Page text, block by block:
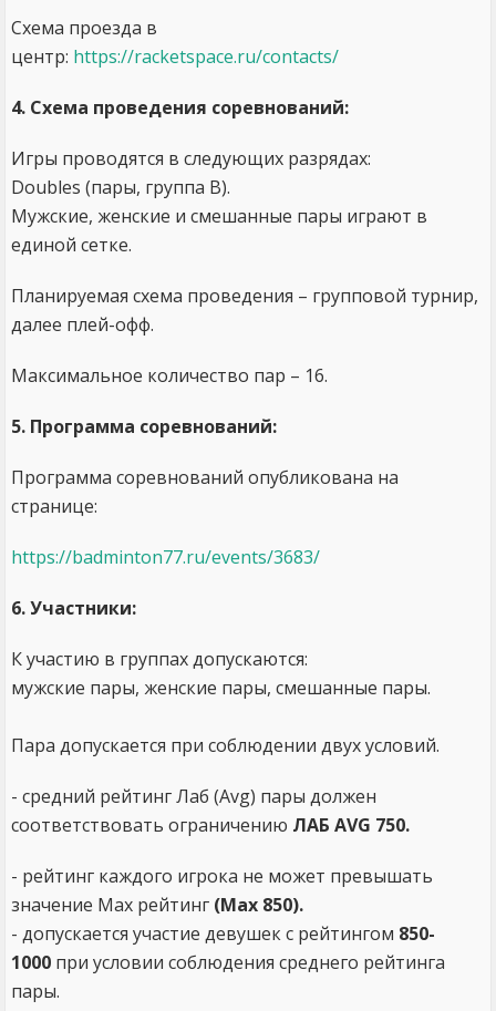
Схема проезда в
центр: https://racketspace.ru/contacts/
4. Схема проведения соревнований:
Игры проводятся в следующих разрядах:
Doubles (пары, группа B).
Мужские, женские и смешанные пары играют в
единой сетке.
Планируемая схема проведения – групповой турнир,
далее плей-офф.
Максимальное количество пар – 16.
5. Программа соревнований:
Программа соревнований опубликована на
странице:
https://badminton77.ru/events/3683/
6. Участники:
К участию в группах допускаются:
мужские пары, женские пары, смешанные пары.
Пара допускается при соблюдении двух условий.
- средний рейтинг Лаб (Avg) пары должен
соответствовать ограничению ЛАБ AVG 750.
- рейтинг каждого игрока не может превышать
значение Max рейтинг (Max 850).
- допускается участие девушек с рейтингом 850-
1000 при условии соблюдения среднего рейтинга
пары.